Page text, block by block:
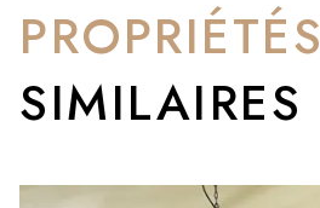
PROPRIÉTÉS
SIMILAIRES